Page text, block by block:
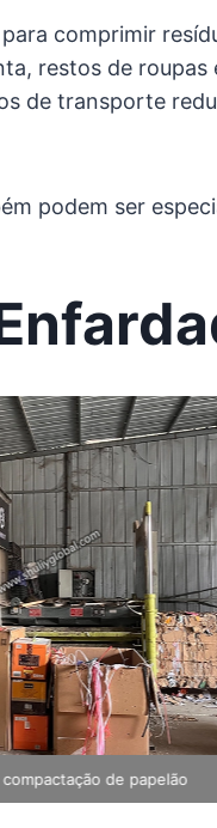
comprimir
restos de
de transporte
podem ser
usadas